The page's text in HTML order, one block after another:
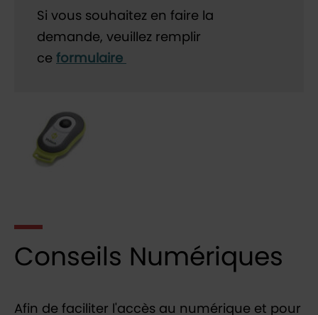
Si vous souhaitez en faire la
demande, veuillez remplir
ce formulaire
Conseils Numériques
Afin de faciliter l'accès au numérique et pour